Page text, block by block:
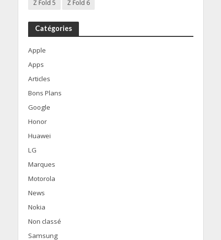
Z Fold 5
Z Fold 6
Catégories
Apple
Apps
Articles
Bons Plans
Google
Honor
Huawei
LG
Marques
Motorola
News
Nokia
Non classé
Samsung